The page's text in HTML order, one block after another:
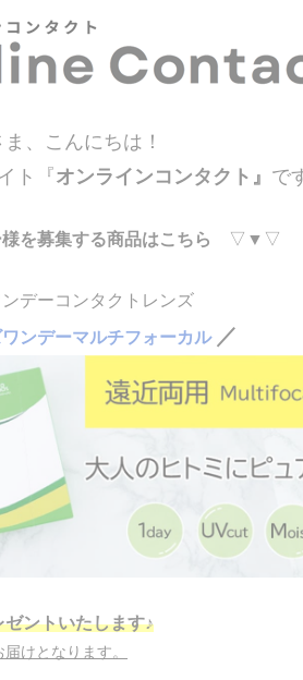
、こんにちは！
ト『オンラインコンタクト』 で
を募集する商品はこちら ▽▼▽
デーコンタクトレンズ
ンデーマルチフォーカル ／
ゼントいたします♪
けとなります。